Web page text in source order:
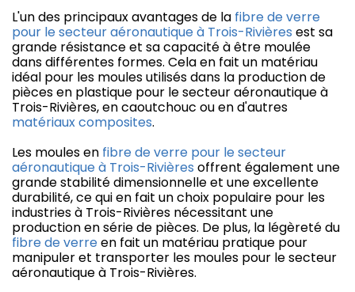
L'un des principaux avantages de la fibre de verre
pour le secteur aéronautique à Trois-Rivières est sa
grande résistance et sa capacité à être moulée
dans différentes formes. Cela en fait un matériau
idéal pour les moules utilisés dans la production de
pièces en plastique pour le secteur aéronautique à
Trois-Rivières, en caoutchouc ou en d'autres
matériaux composites.
Les moules en fibre de verre pour le secteur
aéronautique à Trois-Rivières offrent également une
grande stabilité dimensionnelle et une excellente
durabilité, ce qui en fait un choix populaire pour les
industries à Trois-Rivières nécessitant une
production en série de pièces. De plus, la légèreté du
fibre de verreen fait un matériau pratique pour
manipuler et transporter les moules pour le secteur
aéronautique à Trois-Rivières.